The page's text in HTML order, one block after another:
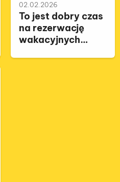
02.02.2026
To jest dobry czas
na rezerwację
wakacyjnych